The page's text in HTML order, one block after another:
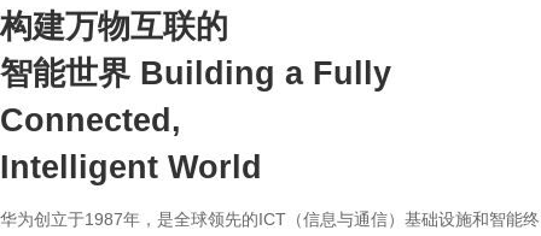
构建万物互联的
智能世界 Building a Fully
Connected,
Intelligent World
华为创立于1987年，是全球领先的ICT（信息与通信）基础设施和智能终